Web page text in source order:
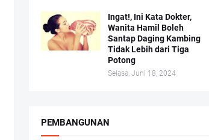
Ingat!, Ini Kata Dokter,
Wanita Hamil Boleh
Santap Daging Kambing
Tidak Lebih dari Tiga
Potong
Selasa, Juni 18, 2024
PEMBANGUNAN